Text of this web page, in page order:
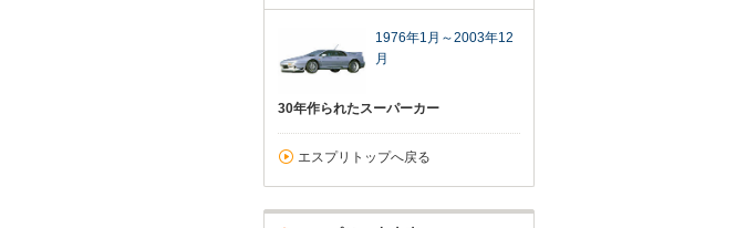
1976年1月～2003年12
月
30年作られたスーパーカー
エスプリトップへ戻る